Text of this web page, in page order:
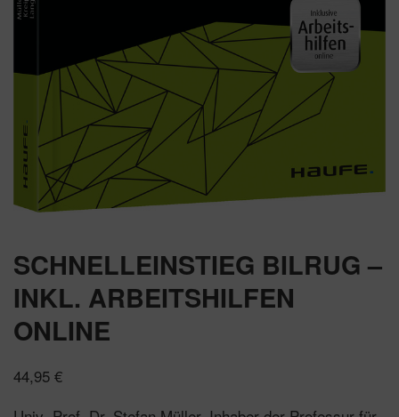
SCHNELLEINSTIEG BILRUG –
INKL. ARBEITSHILFEN
ONLINE
44,95 €